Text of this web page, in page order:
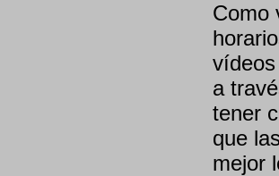
Como
a
tener
que
mejor